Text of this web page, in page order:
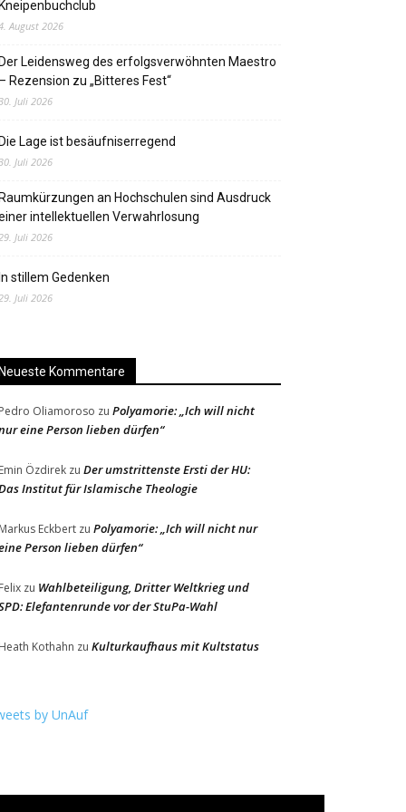
Kneipenbuchclub
August 2026
Der Leidensweg des erfolgsverwöhnten Maestro
– Rezension zu „Bitteres Fest“
Juli 2026
Die Lage ist besäufniserregend
Juli 2026
Raumkürzungen an Hochschulen sind Ausdruck
intellektuellen Verwahrlosung
Juli 2026
In stillem Gedenken
Juli 2026
Neueste Kommentare
Pedro Oliamoroso zu Polyamorie: „Ich will nicht
eine Person lieben dürfen“
Emin Özdirek zu Der umstrittenste Ersti der HU:
Institut für Islamische Theologie
Markus Eckbert zu Polyamorie: „Ich will nicht nur
Person lieben dürfen“
Felix zu Wahlbeteiligung, Dritter Weltkrieg und
Elefantenrunde vor der StuPa-Wahl
Heath Kothahn zu Kulturkaufhaus mit Kultstatus
by UnAuf